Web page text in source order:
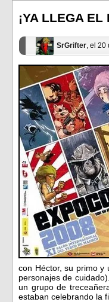
¡YA LLEGA
SrGrifter, el 20
con Héctor, su primo y
personajes de
un grupo de
estaban celebrando la